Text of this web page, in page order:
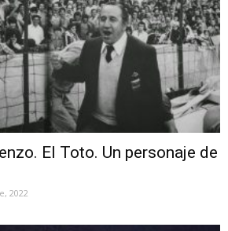
El Toto. Un personaje de
2022